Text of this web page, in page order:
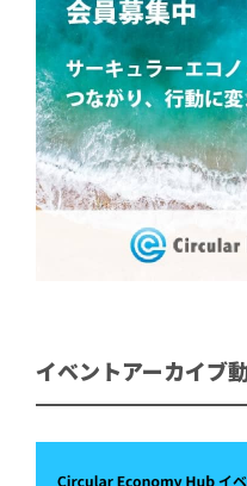
イベントアーカイブ